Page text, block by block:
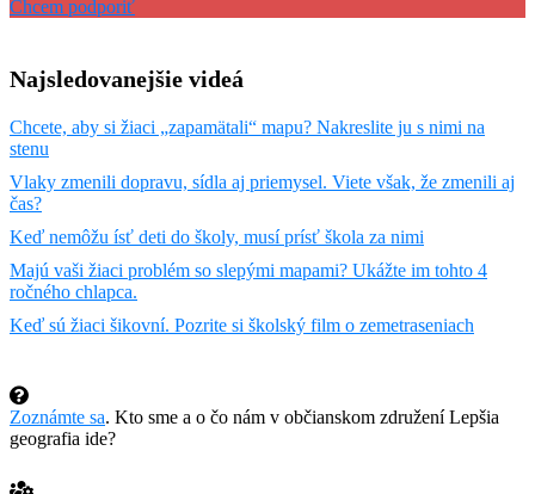
Chcem podporiť
Najsledovanejšie videá
Chcete, aby si žiaci „zapamätali“ mapu? Nakreslite ju s nimi na
stenu
Vlaky zmenili dopravu, sídla aj priemysel. Viete však, že zmenili aj
čas?
Keď nemôžu ísť deti do školy, musí prísť škola za nimi
Majú vaši žiaci problém so slepými mapami? Ukážte im tohto 4
ročného chlapca.
Keď sú žiaci šikovní. Pozrite si školský film o zemetraseniach
Zoznámte sa. Kto sme a o čo nám v občianskom združení Lepšia
geografia ide?